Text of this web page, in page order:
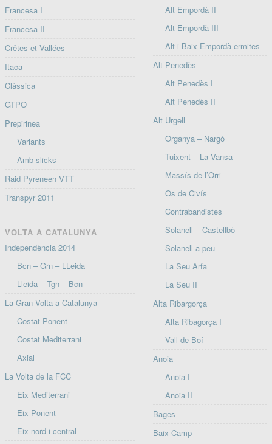
Francesa I
Francesa II
Crêtes et Vallées
Itaca
Clàssica
GTPO
Prepirinea
Variants
Amb slicks
Raid Pyreneen VTT
Transpyr 2011
VOLTA A CATALUNYA
Independència 2014
Bcn – Grn – LLeida
Lleida – Tgn – Bcn
La Gran Volta a Catalunya
Costat Ponent
Costat Mediterrani
Axial
La Volta de la FCC
Eix Mediterrani
Eix Ponent
Eix nord i central
Alt Empordà II
Alt Empordà III
Alt i Baix Empordà ermites
Alt Penedès
Alt Penedès I
Alt Penedès II
Alt Urgell
Organya – Nargó
Tuixent – La Vansa
Massís de l’Orri
Os de Civís
Contrabandistes
Solanell – Castellbò
Solanell a peu
La Seu Arfa
La Seu II
Alta Ribargorça
Alta Ribagorça I
Vall de Boí
Anoia
Anoia I
Anoia II
Bages
Baix Camp